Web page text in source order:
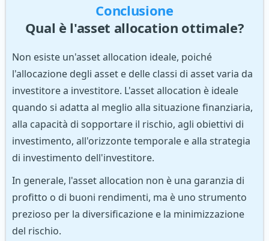
Conclusione
Qual è l'asset allocation ottimale?
Non esiste un'asset allocation ideale, poiché
l'allocazione degli asset e delle classi di asset varia da
investitore a investitore. L'asset allocation è ideale
quando si adatta al meglio alla situazione finanziaria,
alla capacità di sopportare il rischio, agli obiettivi di
investimento, all'orizzonte temporale e alla strategia
di investimento dell'investitore.
In generale, l'asset allocation non è una garanzia di
profitto o di buoni rendimenti, ma è uno strumento
prezioso per la diversificazione e la minimizzazione
del rischio.